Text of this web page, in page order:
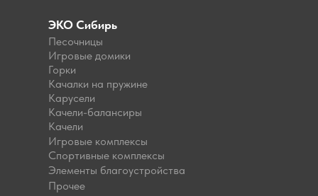
Горки
Игровые домики
Игровые комплексы
Карусели
Качалки на пружине
Качели
Качели-балансиры
Песочницы
Прочее
Спортивные комплексы
Элементы благоустройства
ЭКО Сибирь